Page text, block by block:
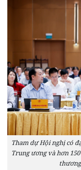
Tham dự Hội nghị có
Trung ương và hơn